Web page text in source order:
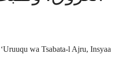
wa Tsabata-l Ajru, Insyaa